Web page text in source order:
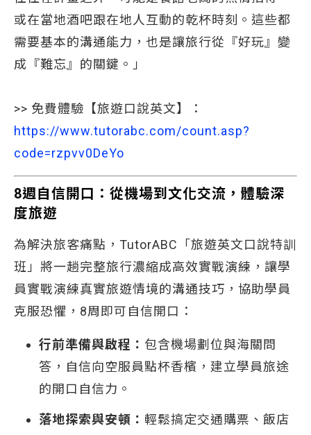
或在當地酒吧跟在地人互動的乾杯時刻。這些都
需要基本的溝通能力，也是讓旅行從『好玩』變
成『難忘』的關鍵。」
>> 免費體驗【旅遊口說英文】：
https://www.tutorabc.com/count.asp?
code=rzpvv0DeYo
8週自信開口：從機場到文化交流，體驗深
度旅遊
為解決旅客痛點，TutorABC「旅遊英文口說特訓
班」將一趟完整旅行濃縮成高效實戰演練，讓學
員實戰演練真實旅遊情境的溝通技巧，協助學員
克服恐懼，8周即可自信開口：
行前準備與啟程： 包含機場劃位與海關問
答，自信向空服員點杯香檳，建立學員旅途
的開口自信力。
落地探索與安頓： 輕鬆搞定交通購票、飯店